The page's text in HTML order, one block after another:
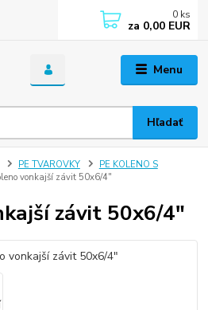
Menu
Hľadať
0 ks
za 0,00 EUR
PE TVAROVKY
PE KOLENO S
vonkajší závit 50x6/4"
závit 50x6/4"